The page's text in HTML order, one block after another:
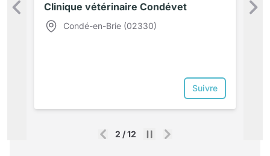
Clinique vétérinaire Condévet
Condé-en-Brie (02330)
Suivre
2 /12
Précédent